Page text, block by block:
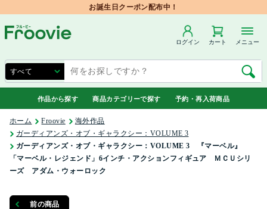
お誕生日クーポン配布中！
ログイン カート メニュー
作品から探す 商品カテゴリーで探す 予約・再入荷商品
ホーム Froovie
海外作品
ガーディアンズ・オブ・ギャラクシー：VOLUME 3
ガーディアンズ・オブ・ギャラクシー：VOLUME 3 『マーベル』
「マーベル・レジェンド」6インチ・アクションフィギュア ＭＣＵシリ
ーズ アダム・ウォーロック
前の商品